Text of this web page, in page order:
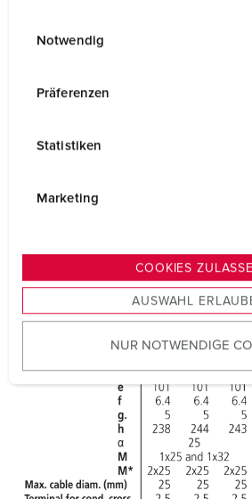
s
u
w
Notwendig
Präferenzen
Statistiken
Marketing
COOKIES
AUSWAHL
NUR NOTWENDIGE